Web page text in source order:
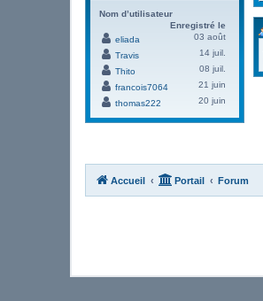
Nom d’utilisateur
Enregistré le
eliada
03 août
Travis
14 juil.
Thito
08 juil.
francois7064
21 juin
thomas222
20 juin
Accueil Portail Forum